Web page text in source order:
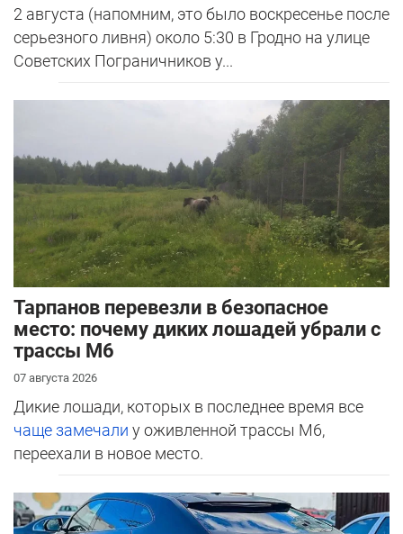
2 августа (напомним, это было воскресенье после
серьезного ливня) около 5:30 в Гродно на улице
Советских Пограничников у...
Тарпанов перевезли в безопасное
место: почему диких лошадей убрали с
трассы М6
07 августа 2026
Дикие лошади, которых в последнее время все
чаще замечали у оживленной трассы М6,
переехали в новое место.